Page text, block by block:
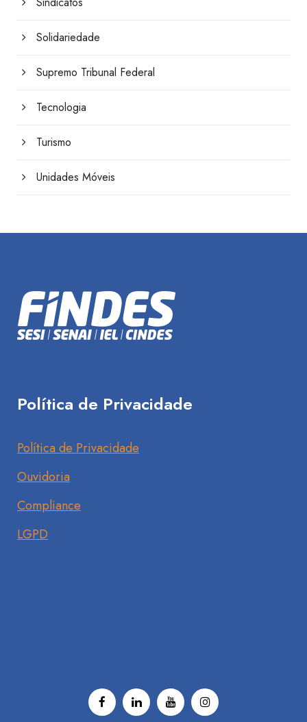
Solidariedade
Supremo Tribunal Federal
Tecnologia
Turismo
Unidades Móveis
Política de Privacidade
Política de Privacidade
Ouvidoria
Compliance
LGPD